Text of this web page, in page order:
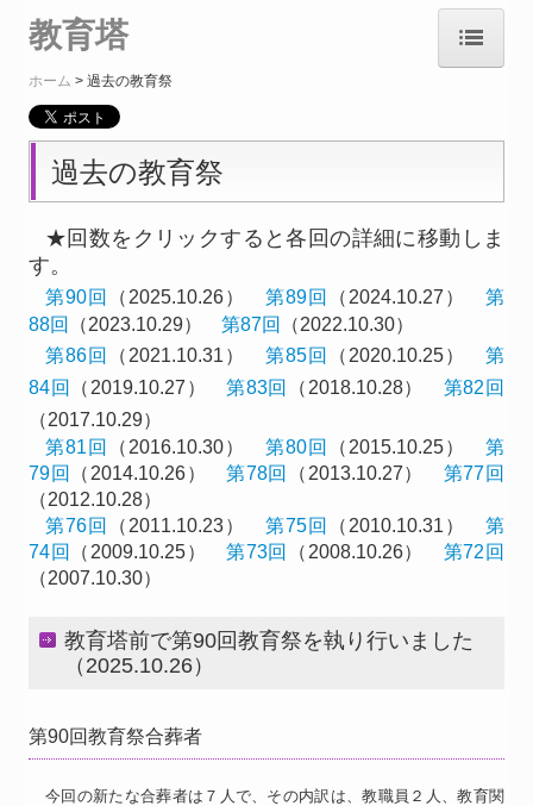
過去の教育祭
歴史（年表）
合葬者数
教育塔合葬規程
アクセス
教育塔
ホーム 過去の教育祭
過去の教育祭
★回数をクリックすると各回の詳細に移動しま
す。
第90回 （2025.10.26）第89回 （2024.10.27） 第
88回
（2023.10.29）第87回
（2022.10.30）
第86回
（2021.10.31）第85回 （2020.10.25） 第
84回
（2019.10.27）第83回 （2018.10.28） 第82回
（2017.10.29）
第81回
（2016.10.30）第80回 （2015.10.25） 第
79回
（2014.10.26）第78回 （2013.10.27） 第77回
（2012.10.28）
第76回
（2011.10.23）第75回 （2010.10.31） 第
74回
（2009.10.25）第73回 （2008.10.26） 第72回
（2007.10.30）
教育塔前で第90回教育祭を執り行いました
（2025.10.26）
第90回教育祭合葬者
今回の新たな合葬者は７人で、その内訳は、教職員２人、教育関